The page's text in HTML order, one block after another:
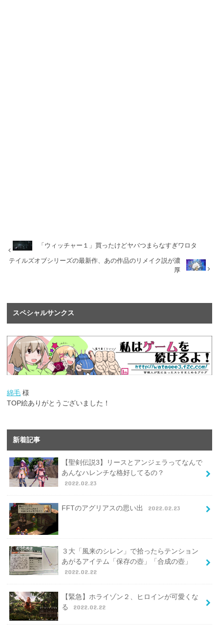
「ウィッチャー１」買ったけどヤバつまらなすぎワロタ
テイルズオブシリーズの最新作、あの作品のリメイク説が濃
厚
スペシャルサンクス
綿毛 様
TOP絵ありがとうございました！
新着記事
【聖剣伝説3】リースとアンジェラってなんで
あんなハレンチな格好してるの？
2022.02.23
FFTのアグリアスの思い出 2022.02.23
３大「風来のシレン」で拾ったらテンション
あがるアイテム「保存の壺」「合成の壺」
2022.02.22
【緊急】ホライゾン２、ヒロインが可愛くな
る
2022.02.22